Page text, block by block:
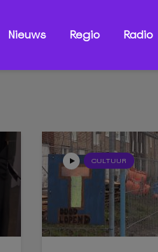
Nieuws Regio Radio
CULTUUR